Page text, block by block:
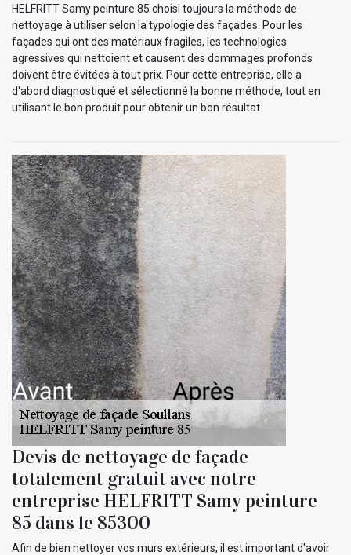
HELFRITT Samy peinture 85 choisi toujours la méthode de
nettoyage à utiliser selon la typologie des façades. Pour les
façades qui ont des matériaux fragiles, les technologies
agressives qui nettoient et causent des dommages profonds
doivent être évitées à tout prix. Pour cette entreprise, elle a
d'abord diagnostiqué et sélectionné la bonne méthode, tout en
utilisant le bon produit pour obtenir un bon résultat.
Devis de nettoyage de façade
totalement gratuit avec notre
entreprise HELFRITT Samy peinture
85 dans le 85300
Afin de bien nettoyer vos murs extérieurs, il est important d'avoir